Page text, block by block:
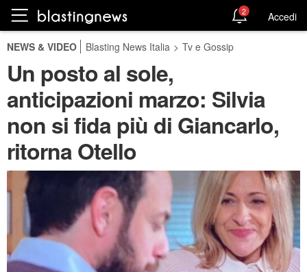
2 Accedi
NEWS & VIDEO Blasting News Italia > Tv e Gossip
Un posto al sole,
anticipazioni marzo: Silvia
non si fida più di Giancarlo,
ritorna Otello